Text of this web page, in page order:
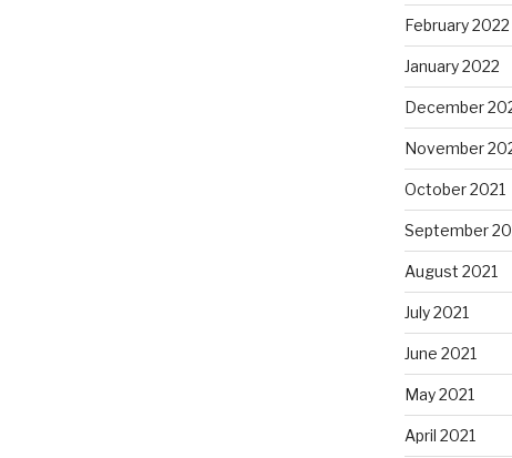
February 2022
January 2022
December
November
October 2021
September
August 2021
July 2021
June 2021
May 2021
April 2021